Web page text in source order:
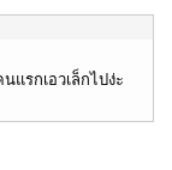
แรกเอวเล็กไปง่ะ